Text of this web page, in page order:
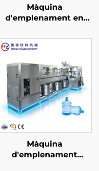
Màquina
d'emplenament en
botelles PET RCGF40-
40-10
Màquina
d'emplenament